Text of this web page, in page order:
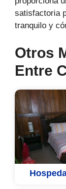
satisfactoria
tranquilo y
Otros
Entre